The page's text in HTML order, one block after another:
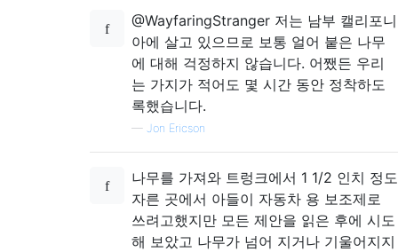
@WayfaringStranger 저는 남부 캘리포니
아에 살고 있으므로 보통 얼어 붙은 나무
에 대해 걱정하지 않습니다. 어쨌든 우리
는 가지가 적어도 몇 시간 동안 정착하도
록했습니다.
— Jon Ericson
나무를 가져와 트렁크에서 1 1/2 인치 정도
자른 곳에서 아들이 자동차 용 보조제로
쓰려고했지만 모든 제안을 읽은 후에 시도
해 보았고 나무가 넘어 지거나 기울어지지